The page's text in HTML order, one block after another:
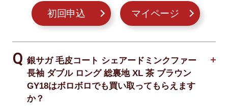
初回申込 マイページ
銀サガ 毛皮コート シェアードミンクファー
長袖 ダブル ロング 総裏地 XL 茶 ブラウン
GY18はボロボロでも買い取ってもらえます
か？